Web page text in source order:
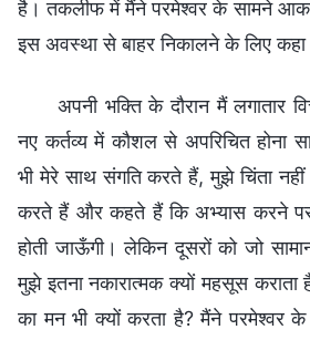
है। तकलीफ में मैंने परमेश्वर के सामने
इस अवस्था से बाहर निकालने के लिए
अपनी भक्ति के दौरान मैं लगातार
नए कर्तव्य में कौशल से अपरिचित होना
भी मेरे साथ संगति करते हैं, मुझे चिंता नहीं
करते हैं और कहते हैं कि अभ्यास करने
होती जाऊँगी। लेकिन दूसरों को जो
मुझे इतना नकारात्मक क्यों महसूस
का मन भी क्यों करता है? मैंने परमेश्वर